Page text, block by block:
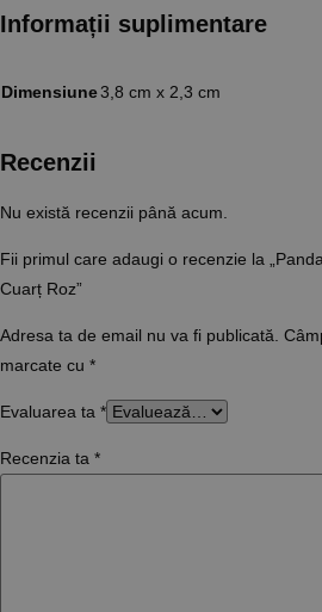
Informații suplimentare
Dimensiune3,8 cm x 2,3 cm
Recenzii
Nu există recenzii până acum.
Fii primul care adaugi o recenzie la
Cuarț Roz”
Adresa ta de email nu va fi publicată.
marcate cu *
Evaluarea ta *
Recenzia ta *